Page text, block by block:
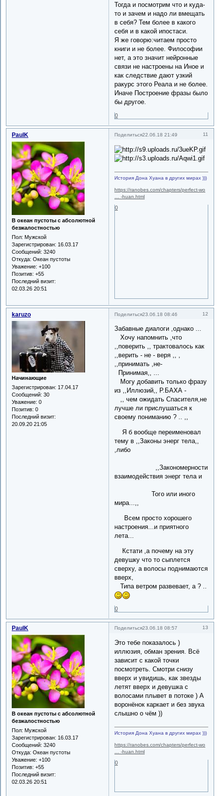
Тогда и посмотрим что и куда-
то и зачем и надо ли вмещать
в себя? Тем более в какого
себя и в какой ипостаси.
Я же говорю:читаем просто
книги и не более. Философии
нет, а это значит нейронные
связи не настроены на Иное и
как следствие дают узкий
ракурс этого Реала и не более.
Иначе Построение фразы было
бы другое.
0
Поделиться 11
22.06.18 21:49
PaulK
В океан пустоты с абсолютной
безжалостностью
Пол: Мужской
Зарегистрирован: 16.03.17
Сообщений: 3240
Откуда: Океан пустоты
Уважение: +100
Позитив: +55
Последний визит:
02.03.26 20:51
История Дона Хуана в других мирах )))
https://ranobes.com/chapters/perfect-wo
… -huan.html
0
Поделиться 12
23.06.18 08:46
karuzo
Начинающие
Зарегистрирован: 17.04.17
Сообщений: 30
Уважение: 0
Позитив: 0
Последний визит:
20.09.20 21:05
Забавные диалоги ,однако ...
Хочу напомнить ,что
,,поверить ,, трактовалось как
,,верить - не - веря ,, ,
,,принимать ,не-
Принимая,, ...
Могу добавить только фразу
из ,,Иллюзий,, Р.БАХА -
,, чем ожидать Спасителя,не
лучше ли прислушаться к
своему пониманию ? .. ,,
Я б вообще переименовал
тему в ,,Законы энерг тела,,
,либо
,,Закономерности
взаимодействия энерг тела и
Того или иного
мира...,,
Всем просто хорошего
настроения...и приятного
лета...
Кстати ,а почему на эту
девушку что то сыплется
сверху, а волосы поднимаются
вверх,
Типа ветром развевает, а ? ..
0
Поделиться 13
23.06.18 08:57
PaulK
В океан пустоты с абсолютной
безжалостностью
Пол: Мужской
Зарегистрирован: 16.03.17
Сообщений: 3240
Откуда: Океан пустоты
Уважение: +100
Позитив: +55
Последний визит:
02.03.26 20:51
Это тебе показалось )
иллюзия, обман зрения. Всё
зависит с какой точки
посмотреть. Смотри снизу
вверх и увидишь, как звезды
летят вверх и девушка с
волосами плывет в потоке ) А
воронёнок каркает и без звука
слышно о чём ))
История Дона Хуана в других мирах )))
https://ranobes.com/chapters/perfect-wo
… -huan.html
0